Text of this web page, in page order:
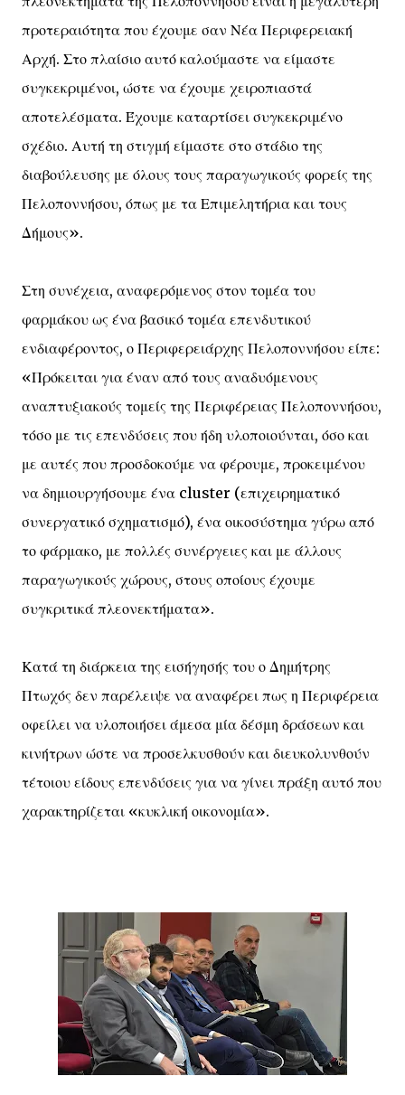
προτεραιότητα που έχουμε σαν Νέα Περιφερειακή
Αρχή. Στο πλαίσιο αυτό καλούμαστε να είμαστε
συγκεκριμένοι, ώστε να έχουμε χειροπιαστά
αποτελέσματα. Έχουμε καταρτίσει συγκεκριμένο
σχέδιο. Αυτή τη στιγμή είμαστε στο στάδιο της
διαβούλευσης με όλους τους παραγωγικούς φορείς της
Πελοποννήσου, όπως με τα Επιμελητήρια και τους
Δήμους».
Στη συνέχεια, αναφερόμενος στον τομέα του
φαρμάκου ως ένα βασικό τομέα επενδυτικού
ενδιαφέροντος, ο Περιφερειάρχης Πελοποννήσου είπε:
«Πρόκειται για έναν από τους αναδυόμενους
αναπτυξιακούς τομείς της Περιφέρειας Πελοποννήσου,
τόσο με τις επενδύσεις που ήδη υλοποιούνται, όσο και
με αυτές που προσδοκούμε να φέρουμε, προκειμένου
να δημιουργήσουμε ένα cluster (επιχειρηματικό
συνεργατικό σχηματισμό), ένα οικοσύστημα γύρω από
το φάρμακο, με πολλές συνέργειες και με άλλους
παραγωγικούς χώρους, στους οποίους έχουμε
συγκριτικά πλεονεκτήματα».
Κατά τη διάρκεια της εισήγησής του ο Δημήτρης
Πτωχός δεν παρέλειψε να αναφέρει πως η Περιφέρεια
οφείλει να υλοποιήσει άμεσα μία δέσμη δράσεων και
κινήτρων ώστε να προσελκυσθούν και διευκολυνθούν
τέτοιου είδους επενδύσεις για να γίνει πράξη αυτό που
χαρακτηρίζεται «κυκλική οικονομία».